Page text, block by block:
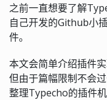
之前一直想要了解
自己开发的Github小
件。
本文会简单介绍插件
但由于篇幅限制不会
整理Typecho的插件机